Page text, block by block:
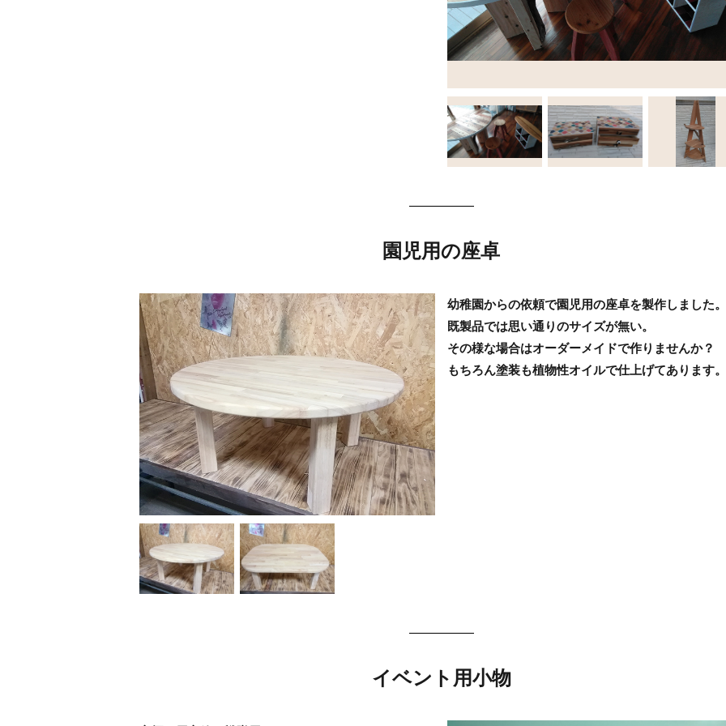
園児用の座卓
幼稚園からの依頼で園児用の座卓を製作しました。
既製品では思い通りのサイズが無い。
その様な場合はオーダーメイドで作りませんか？
もちろん塗装も植物性オイルで仕上げてあります。
イベント用小物